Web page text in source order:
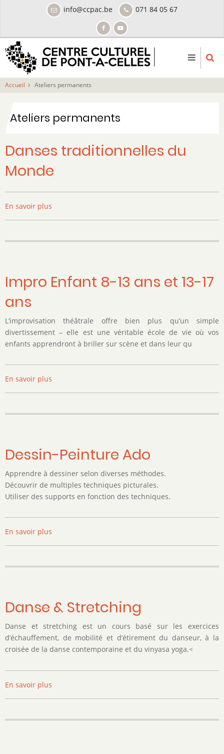
principal
info@ccpac.be 071 84 05 67
Accueil Ateliers permanents
Ateliers permanents
Danses traditionnelles du
Monde
Image
En savoir plus
Danses
du
Impro Enfant 8-13 ans et 13-17
ans
L’improvisation théâtrale offre bien plus qu’un simple
divertissement – elle est une véritable école de vie où vos
enfants apprendront à briller sur scène et dans leur qu
En savoir plus
Impro
8-
13-
17
ans
Dessin-Peinture Ado
Apprendre à dessiner selon diverses méthodes.
Découvrir de multiples techniques picturales.
Utiliser des supports en fonction des techniques.
En savoir plus
Dessin-
Ado
Danse & Stretching
Danse et stretching est un cours basé sur les exercices
d’échauffement, de mobilité et d’étirement du danseur, à la
croisée de la danse contemporaine et du vinyasa yoga.<
En savoir plus
Stretching